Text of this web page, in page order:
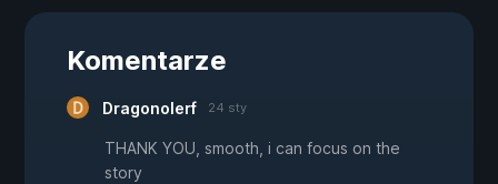
Komentarze
Dragonolerf 24 sty
THANK YOU, smooth, i can focus on the
story